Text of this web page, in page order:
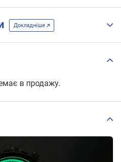
Докладніше
в продажу.